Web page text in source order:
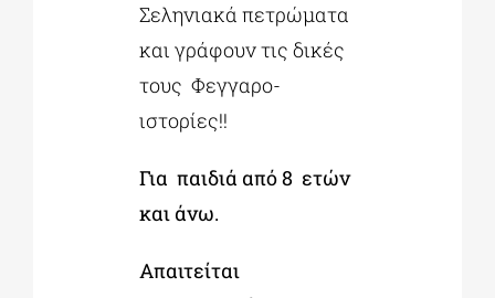
Σεληνιακά πετρώματα
και γράφουν τις δικές
τους Φεγγαρο-
ιστορίες!!
Για παιδιά από 8 ετών
και άνω.
Απαιτείται